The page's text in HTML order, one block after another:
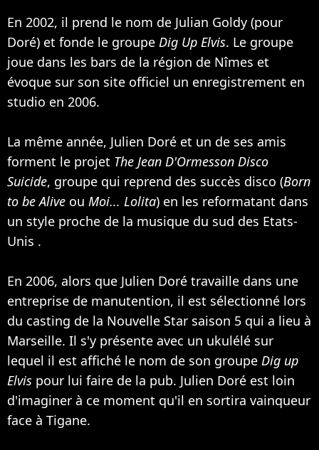
En 2002, il prend le nom de Julian Goldy (pour
Doré) et fonde le groupe Dig Up Elvis. Le groupe
joue dans les bars de la région de Nîmes et
évoque sur son site officiel un enregistrement en
studio en 2006.
La même année, Julien Doré et un de ses amis
forment le projet The Jean D'Ormesson Disco
Suicide, groupe qui reprend des succès disco (Born
to be Alive ou Moi... Lolita) en les reformatant dans
un style proche de la musique du sud des Etats-
Unis .
En 2006, alors que Julien Doré travaille dans une
entreprise de manutention, il est sélectionné lors
du casting de la Nouvelle Star saison 5 qui a lieu à
Marseille. Il s'y présente avec un ukulélé sur
lequel il est affiché le nom de son groupe Dig up
Elvis pour lui faire de la pub. Julien Doré est loin
d'imaginer à ce moment qu'il en sortira vainqueur
face à Tigane.